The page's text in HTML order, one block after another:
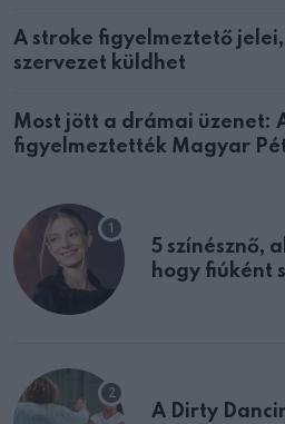
A stroke figyelmeztető
szervezet küldhet
Most jött a drámai üzenet:
figyelmeztették Magyar
5 színésznő,
hogy fiúként
A Dirty